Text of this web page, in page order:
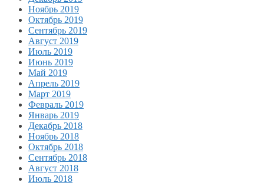
Ноябрь 2019
Октябрь 2019
Сентябрь 2019
Август 2019
Июль 2019
Июнь 2019
Май 2019
Апрель 2019
Март 2019
Февраль 2019
Январь 2019
Декабрь 2018
Ноябрь 2018
Октябрь 2018
Сентябрь 2018
Август 2018
Июль 2018